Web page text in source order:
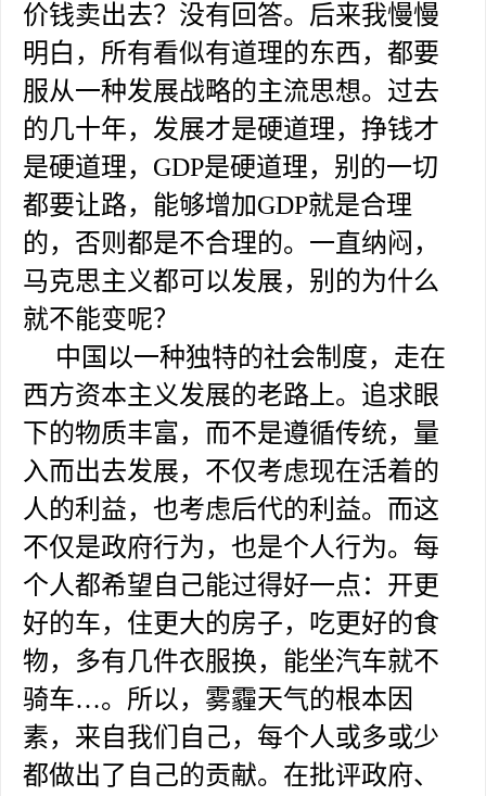
价钱卖出去？没有回答。后来我慢慢
明白，所有看似有道理的东西，都要
服从一种发展战略的主流思想。过去
的几十年，发展才是硬道理，挣钱才
是硬道理，GDP是硬道理，别的一切
都要让路，能够增加GDP就是合理
的，否则都是不合理的。一直纳闷，
马克思主义都可以发展，别的为什么
就不能变呢？
中国以一种独特的社会制度，走在
西方资本主义发展的老路上。追求眼
下的物质丰富，而不是遵循传统，量
入而出去发展，不仅考虑现在活着的
人的利益，也考虑后代的利益。而这
不仅是政府行为，也是个人行为。每
个人都希望自己能过得好一点：开更
好的车，住更大的房子，吃更好的食
物，多有几件衣服换，能坐汽车就不
骑车…。所以，雾霾天气的根本因
素，来自我们自己，每个人或多或少
都做出了自己的贡献。在批评政府、